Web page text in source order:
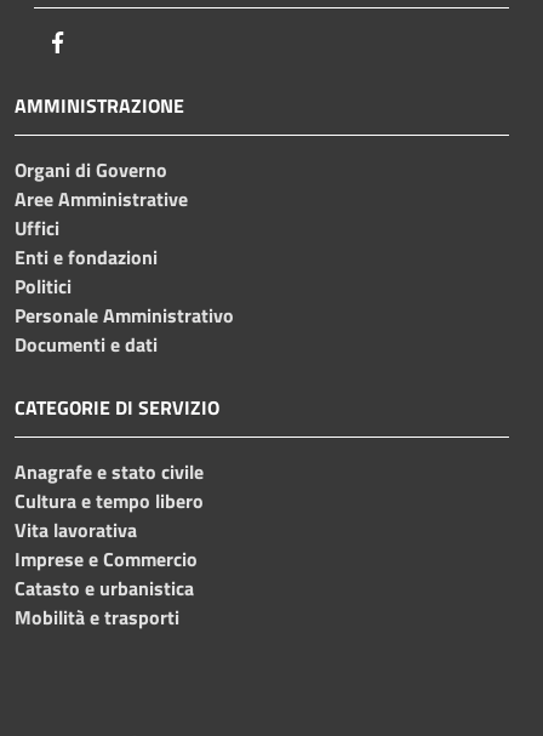
AMMINISTRAZIONE
Organi di Governo
Aree Amministrative
Uffici
Enti e fondazioni
Politici
Personale Amministrativo
Documenti e dati
CATEGORIE DI SERVIZIO
Anagrafe e stato civile
Cultura e tempo libero
Vita lavorativa
Imprese e Commercio
Catasto e urbanistica
Mobilità e trasporti